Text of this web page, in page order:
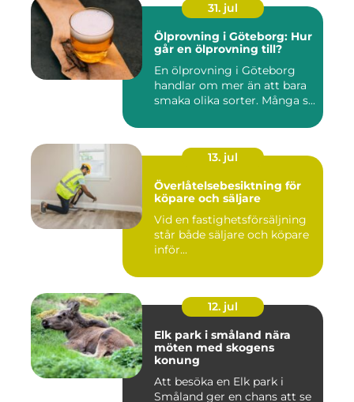
31. jul
Ölprovning i Göteborg: Hur
går en ölprovning till?
En ölprovning i Göteborg
handlar om mer än att bara
smaka olika sorter. Många s...
13. jul
Överlåtelsebesiktning för
köpare och säljare
Vid en fastighetsförsäljning
står både säljare och köpare
inför...
12. jul
Elk park i småland nära
möten med skogens
konung
Att besöka en Elk park i
Småland ger en chans att se